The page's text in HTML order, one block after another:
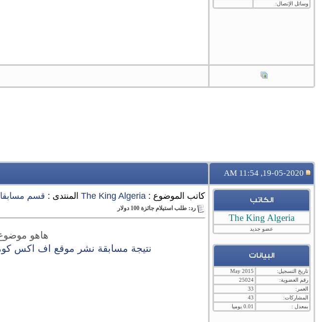
وسائل الإتصال:
19-05-2020, 11:54 AM
الكاتب
The King Algeria
عضو جديد
البيانات
تاريخ التسجيل:
May 2015
رقم العضوية:
25024
العمر:
33
المشاركات:
43
بمعدل :
0.01 يوميا
كاتب الموضوع :The King Algeria المنتدى : قسم
رد: طلب استيلام جائزة 100 دولار
هاهو موضوع
نتيجة مسابقة نشر موقع اف اكس